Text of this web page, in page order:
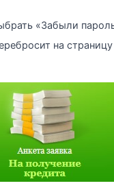
«Забыли
на